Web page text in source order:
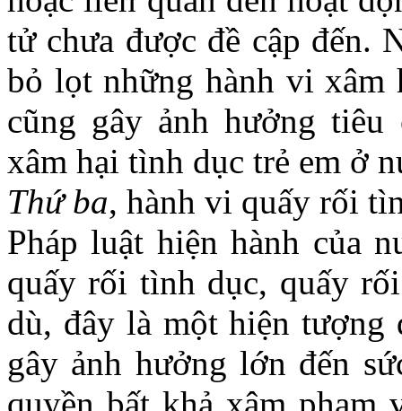
tử chưa được đề cập đến.
bỏ lọt những hành vi xâm
cũng gây ảnh hưởng tiêu
xâm hại tình dục trẻ em ở
Thứ ba, hành vi quấy rối
Pháp luật hiện hành của
quấy rối tình dục, quấy
dù, đây là một hiện tượng
gây ảnh hưởng lớn đến
quyền bất khả xâm phạm